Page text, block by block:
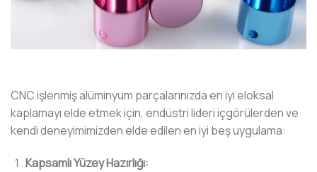
CNC işlenmiş alüminyum parçalarınızda en iyi eloksal
kaplamayı elde etmek için, endüstri lideri içgörülerden ve
kendi deneyimimizden elde edilen en iyi beş uygulama:
Kapsamlı Yüzey Hazırlığı: